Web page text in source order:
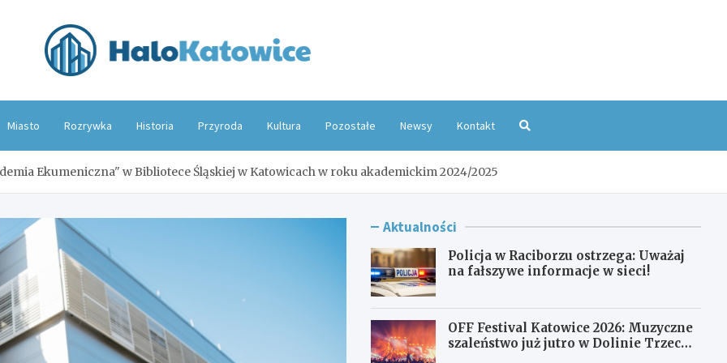
Miasto Rozrywka Historia Przyroda Kultura Pozostałe Newsy Kontakt
Ekumeniczna" w Bibliotece Śląskiej w Katowicach w roku akademickim 2024/2025
Aktualności
Policja w Raciborzu ostrzega: Uważaj
na fałszywe informacje w sieci!
OFF Festival Katowice 2026: Muzyczne
szaleństwo już jutro w Dolinie Trzech